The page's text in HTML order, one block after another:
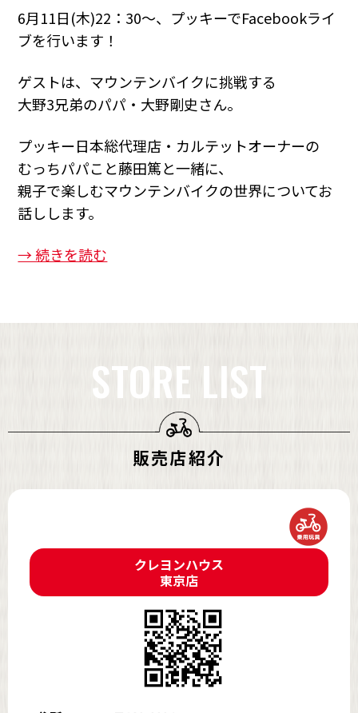
6月11日(木)22：30～、プッキーでFacebookライ
ブを行います！
ゲストは、マウンテンバイクに挑戦する
大野3兄弟のパパ・大野剛史さん。
プッキー日本総代理店・カルテットオーナーの
むっちパパこと藤田篤と一緒に、
親子で楽しむマウンテンバイクの世界についてお
話しします。
→ 続きを読む
STORE LIST
販売店紹介
クレヨンハウス
東京店